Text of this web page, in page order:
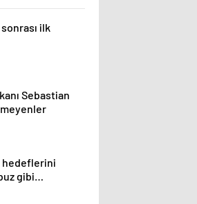
ilk
Sebastian
hedeflerini
gibi…